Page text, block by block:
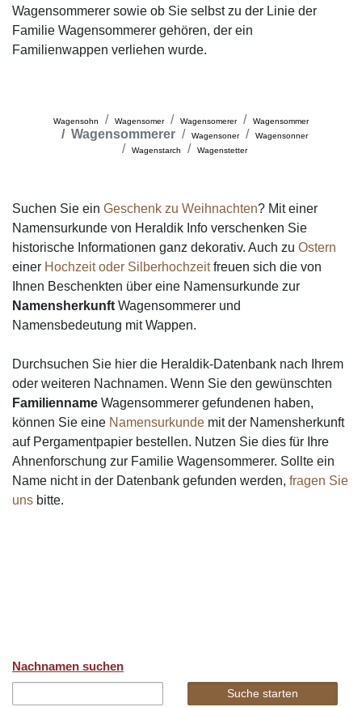
Wagensommerer sowie ob Sie selbst zu der Linie der
Familie Wagensommerer gehören, der ein
Familienwappen verliehen wurde.
Wagensohn Wagensomer Wagensomerer Wagensommer
Wagensommerer Wagensoner
Wagensonner
Wagenstarch
Wagenstetter
Suchen Sie ein Geschenk zu Weihnachten? Mit einer
Namensurkunde von Heraldik Info verschenken Sie
historische Informationen ganz dekorativ. Auch zu Ostern
einer Hochzeit oder Silberhochzeitfreuen sich die von
Ihnen Beschenkten über eine Namensurkunde zur
Namensherkunft Wagensommerer und
Namensbedeutung mit Wappen.
Durchsuchen Sie hier die Heraldik-Datenbank nach Ihrem
oder weiteren Nachnamen. Wenn Sie den gewünschten
Familienname Wagensommerer gefundenen haben,
können Sie eine Namensurkunde mit der Namensherkunft
auf Pergamentpapier bestellen. Nutzen Sie dies für Ihre
Ahnenforschung zur Familie Wagensommerer. Sollte ein
Name nicht in der Datenbank gefunden werden, fragen Sie
uns bitte.
Nachnamen suchen